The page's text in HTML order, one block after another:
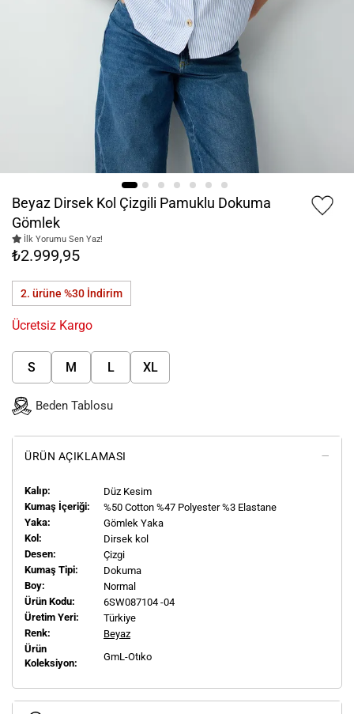
Beyaz Dirsek Kol Çizgili Pamuklu Dokuma
Gömlek
İlk Yorumu Sen Yaz!
₺2.999,95
2. ürüne %30 İndirim
Ücretsiz Kargo
S M L XL
Beden Tablosu
ÜRÜN AÇIKLAMASI
Kalıp:
Düz Kesim
Kumaş İçeriği:
%50 Cotton %47 Polyester %3 Elastane
Yaka:
Gömlek Yaka
Kol:
Dirsek kol
Desen:
Çizgi
Kumaş Tipi:
Dokuma
Boy:
Normal
Ürün Kodu:
6SW087104 -04
Üretim Yeri:
Türkiye
Renk:
Beyaz
Ürün
Koleksiyon:
GmL-Otıko